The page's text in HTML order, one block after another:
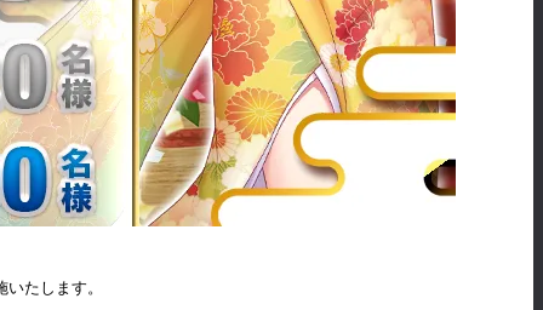
たします。